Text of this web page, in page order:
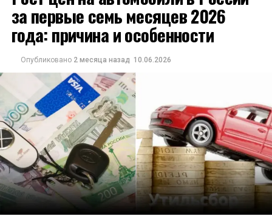
за первые семь месяцев 2026
года: причина и особенности
Опубликовано 2 месяца назад 10.06.2026